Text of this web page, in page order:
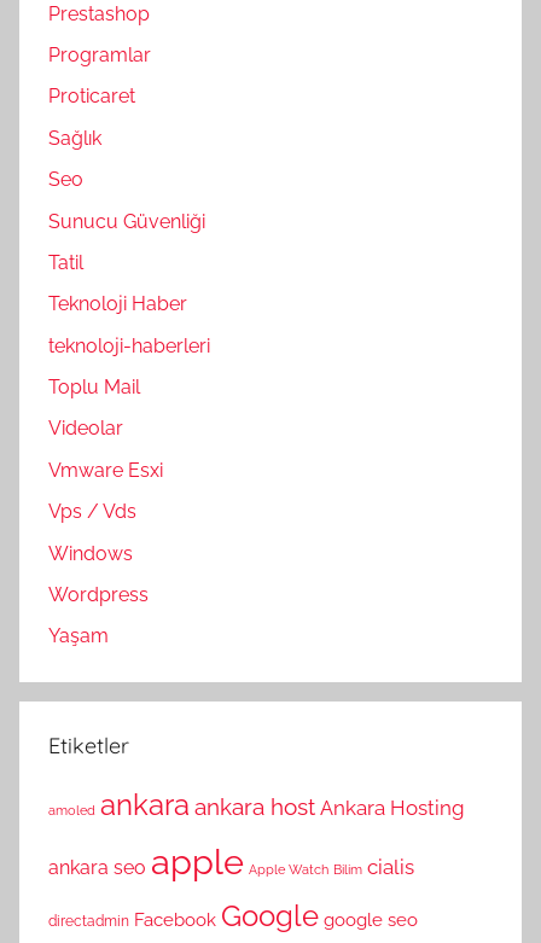
Prestashop
Programlar
Proticaret
Sağlık
Seo
Sunucu Güvenliği
Tatil
Teknoloji Haber
teknoloji-haberleri
Toplu Mail
Videolar
Vmware Esxi
Vps / Vds
Windows
Wordpress
Yaşam
Etiketler
amoled ankara ankara host Ankara Hosting
ankara seo apple Apple Watch Bilim cialis
directadmin Facebook Google google seo